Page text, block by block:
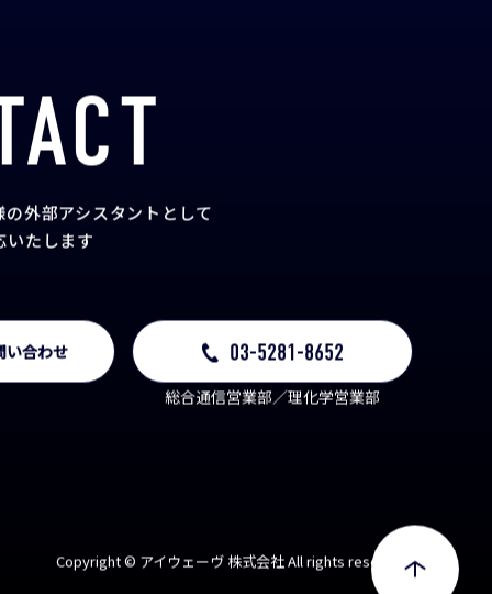
外部アシスタント として
いたします
い合わせ 03-5281-8652
総合通信営業部／理化学営業部
Copyright © アイウェーヴ 株式会社 All rights reserved.